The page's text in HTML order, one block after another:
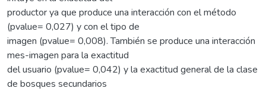
productor ya que produce una interacción con el método
(pvalue= 0,027) y con el tipo de
imagen (pvalue= 0,008). También se produce una interacción
mes-imagen para la exactitud
del usuario (pvalue= 0,042) y la exactitud general de la clase
de bosques secundarios